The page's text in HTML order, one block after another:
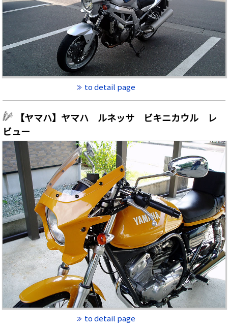
to detail page
【ヤマハ】ヤマハ ルネッサ ビキニカウル レ
ビュー
to detail page